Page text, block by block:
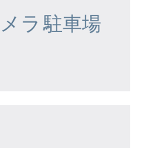
ラ 駐車場